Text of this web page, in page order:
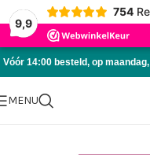
9,9
754
Skip to navigation
Skip to main content
Vóór 14:00 besteld, op
MENU